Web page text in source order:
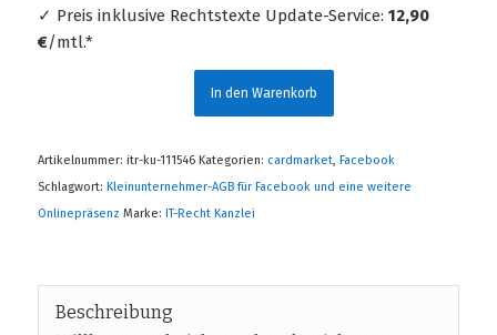
✓ Preis inklusive Rechtstexte Update-Service: 12,90
€/mtl.*
In den Warenkorb
Artikelnummer: itr-ku-111546 Kategorien: cardmarket, Facebook
Schlagwort: Kleinunternehmer-AGB für Facebook und eine weitere
Onlinepräsenz Marke: IT-Recht Kanzlei
Beschreibung